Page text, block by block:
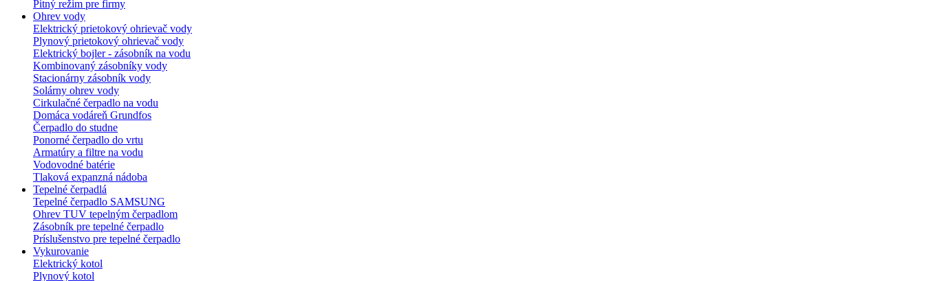
Pitný režim pre firmy
Ohrev vody
Elektrický prietokový ohrievač vody
Plynový prietokový ohrievač vody
Elektrický bojler - zásobník na vodu
Kombinovaný zásobníky vody
Stacionárny zásobník vody
Solárny ohrev vody
Cirkulačné čerpadlo na vodu
Domáca vodáreň Grundfos
Čerpadlo do studne
Ponorné čerpadlo do vrtu
Armatúry a filtre na vodu
Vodovodné batérie
Tlaková expanzná nádoba
Tepelné čerpadlá
Tepelné čerpadlo SAMSUNG
Ohrev TUV tepelným čerpadlom
Zásobník pre tepelné čerpadlo
Príslušenstvo pre tepelné čerpadlo
Vykurovanie
Elektrický kotol
Plynový kotol